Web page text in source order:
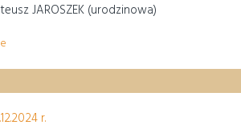
JAROSZEK (urodzinowa)
r.